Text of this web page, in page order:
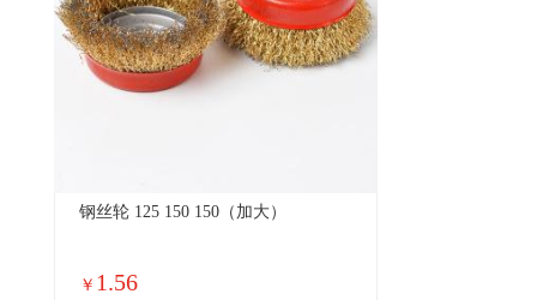
钢丝轮 125 150 150（加大）
￥ 1.56